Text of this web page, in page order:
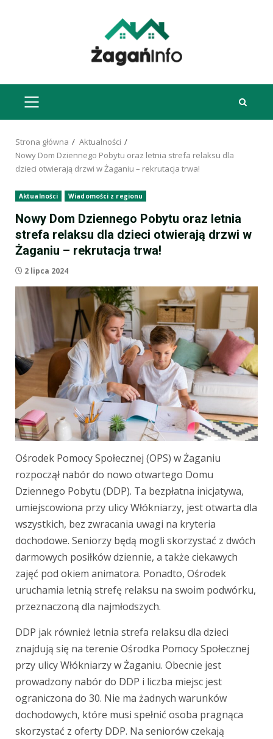
MENU
GŁÓWNE
Strona główna
Aktualności
Nowy Dom Dziennego Pobytu oraz letnia strefa relaksu dla
dzieci otwierają drzwi w Żaganiu – rekrutacja trwa!
Aktualności Wiadomości z regionu
Nowy Dom Dziennego Pobytu oraz letnia
strefa relaksu dla dzieci otwierają drzwi w
Żaganiu – rekrutacja trwa!
2 lipca 2024
Ośrodek Pomocy Społecznej (OPS) w Żaganiu
rozpoczął nabór do nowo otwartego Domu
Dziennego Pobytu (DDP). Ta bezpłatna inicjatywa,
umiejscowiona przy ulicy Włókniarzy, jest otwarta dla
wszystkich, bez zwracania uwagi na kryteria
dochodowe. Seniorzy będą mogli skorzystać z dwóch
darmowych posiłków dziennie, a także ciekawych
zajęć pod okiem animatora. Ponadto, Ośrodek
uruchamia letnią strefę relaksu na swoim podwórku,
przeznaczoną dla najmłodszych.
DDP jak również letnia strefa relaksu dla dzieci
znajdują się na terenie Ośrodka Pomocy Społecznej
przy ulicy Włókniarzy w Żaganiu. Obecnie jest
prowadzony nabór do DDP i liczba miejsc jest
ograniczona do 30. Nie ma żadnych warunków
dochodowych, które musi spełnić osoba pragnąca
skorzystać z oferty DDP. Na seniorów czekają